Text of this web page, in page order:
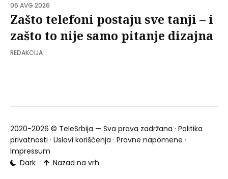
06 AVG 2026
Zašto telefoni postaju sve tanji – i
zašto to nije samo pitanje dizajna
REDAKCIJA
2020-2026 © TeleSrbija — Sva prava zadržana · Politika
privatnosti · Uslovi korišćenja · Pravne napomene ·
Impressum
Dark
Nazad na vrh